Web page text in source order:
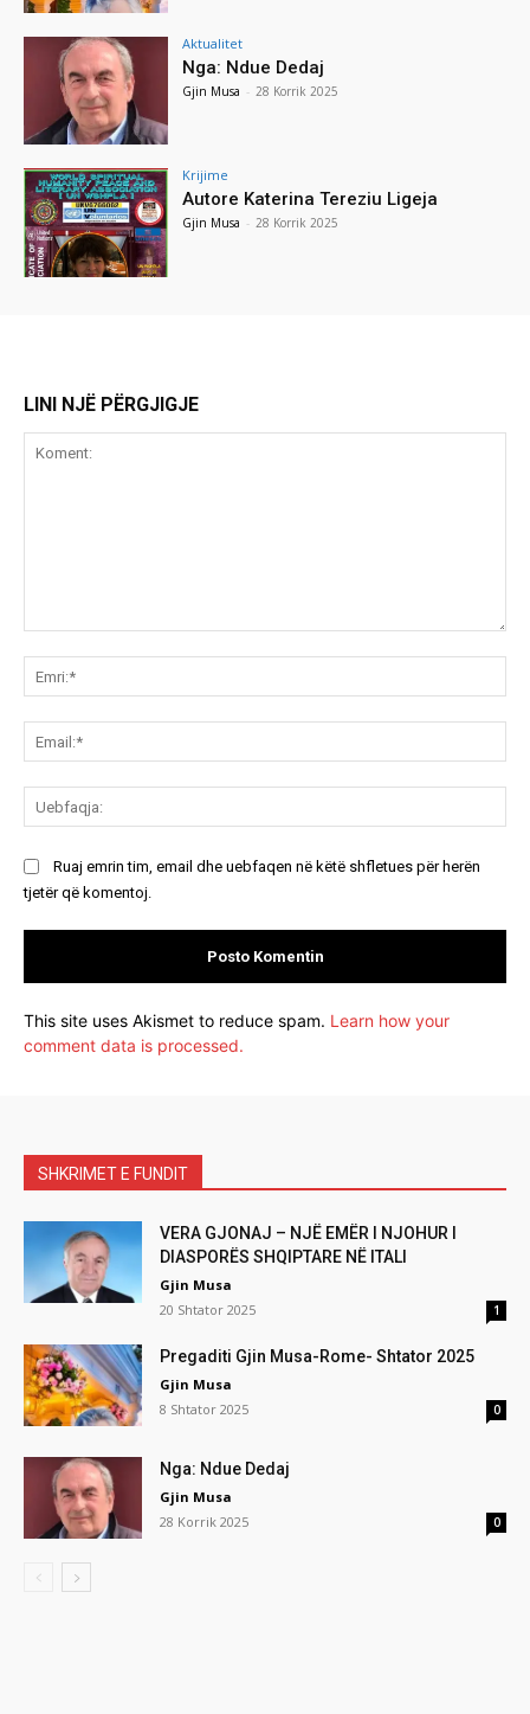
Aktualitet
Nga: Ndue Dedaj
Gjin Musa - 28 Korrik 2025
Krijime
Autore Katerina Tereziu Ligeja
Gjin Musa - 28 Korrik 2025
LINI NJË PËRGJIGJE
Ruaj emrin tim, email dhe uebfaqen në këtë shfletues për herën
tjetër që komentoj.
This site uses Akismet to reduce spam. Learn how your
comment data is processed.
SHKRIMET E FUNDIT
VERA GJONAJ – NJË EMËR I NJOHUR I
DIASPORËS SHQIPTARE NË ITALI
Gjin Musa
20 Shtator 2025
1
Pregaditi Gjin Musa-Rome- Shtator 2025
Gjin Musa
8 Shtator 2025
0
Nga: Ndue Dedaj
Gjin Musa
28 Korrik 2025
0